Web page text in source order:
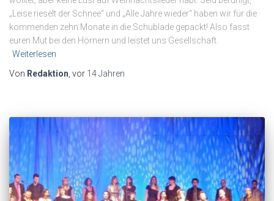
„Leise rieselt der Schnee“ und „Alle Jahre wieder“ haben wir für die
kommenden zehn Monate in die Schublade gepackt! Also fasst
euren Mut bei den Hörnern und leistet uns Gesellschaft.
Weiterlesen
Von Redaktion , vor 14 Jahren